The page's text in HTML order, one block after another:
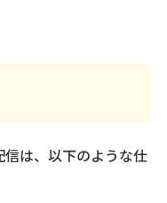
は、以下のような仕